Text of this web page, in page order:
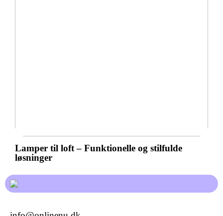
Lamper til loft – Funktionelle og stilfulde
løsninger